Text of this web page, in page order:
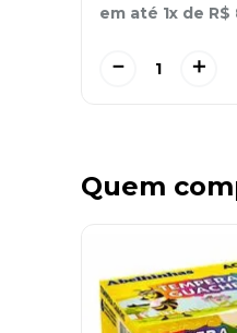
em até 1x de R$
＋
－
Quem